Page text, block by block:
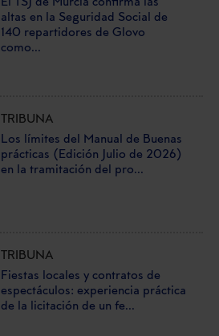
altas en la Seguridad Social de
140 repartidores de Glovo
como...
TRIBUNA
Los límites del Manual de Buenas
prácticas (Edición Julio de 2026)
en la tramitación del pro...
TRIBUNA
Fiestas locales y contratos de
espectáculos: experiencia práctica
de la licitación de un fe...